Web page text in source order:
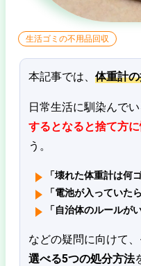
生活ゴミの不用品回収
本記事では、 体重計
日常生活に馴染んでい
するとなると捨て方
う。
「壊れた体重計は何
「電池が入っていた
「自治体のルールが
などの疑問に向けて、
選べる5つの処分方法